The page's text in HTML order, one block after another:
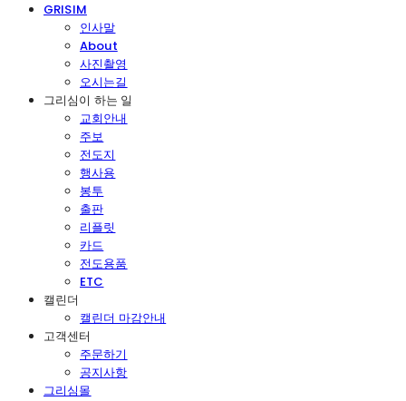
GRISIM
인사말
About
사진촬영
오시는길
그리심이 하는 일
교회안내
주보
전도지
행사용
봉투
출판
리플릿
카드
전도용품
ETC
캘린더
캘린더 마감안내
고객센터
주문하기
공지사항
그리심몰